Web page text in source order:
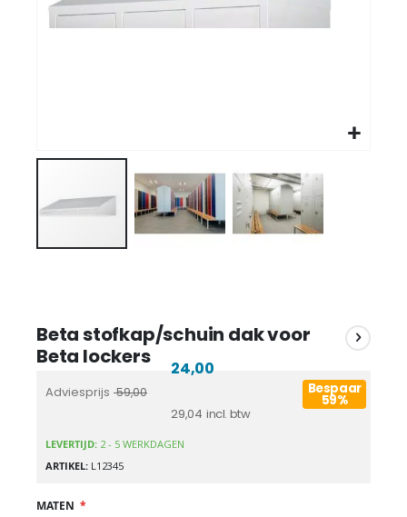
Beta stofkap/schuin dak voor
Beta lockers
Adviesprijs 59,00
29,04
24,00
Bespaar
59%
LEVERTIJD: 2 - 5 WERKDAGEN
ARTIKEL L12345
MATEN